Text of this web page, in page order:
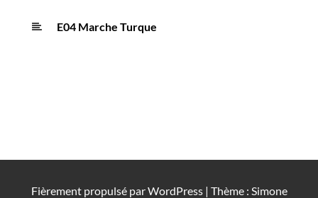
E04 Marche Turque
Fièrement propulsé parWordPress | Thème : Simone